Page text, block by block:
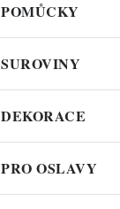
POMŮCKY
SUROVINY
DEKORACE
PRO OSLAVY